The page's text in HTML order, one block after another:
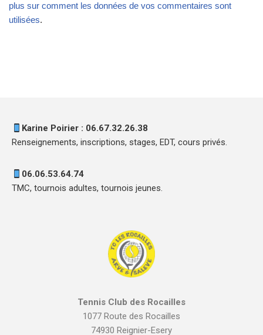
plus sur comment les données de vos commentaires sont
utilisées.
Karine Poirier : 06.67.32.26.38
Renseignements, inscriptions, stages, EDT, cours privés.
06.06.53.64.74
TMC, tournois adultes, tournois jeunes.
Tennis Club des Rocailles
1077 Route des Rocailles
74930 Reignier-Esery